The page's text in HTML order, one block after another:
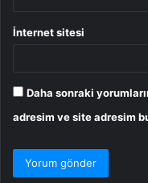
İnternet sitesi
Daha sonraki
adresim ve site adresim